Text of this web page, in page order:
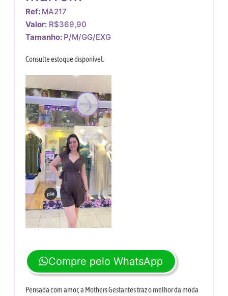
Ref: MA217
Valor: R$369,90
Tamanho: P/M/GG/EXG
Consulte estoque disponível.
Compre pelo WhatsApp
Pensada com amor, a Mothers Gestantes traz o melhor da moda